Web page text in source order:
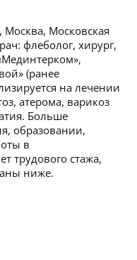
Московская
флеболог, хирург,
(ранее
на лечении
атерома, варикоз
Больше
образовании,
в
трудового стажа,
ниже.